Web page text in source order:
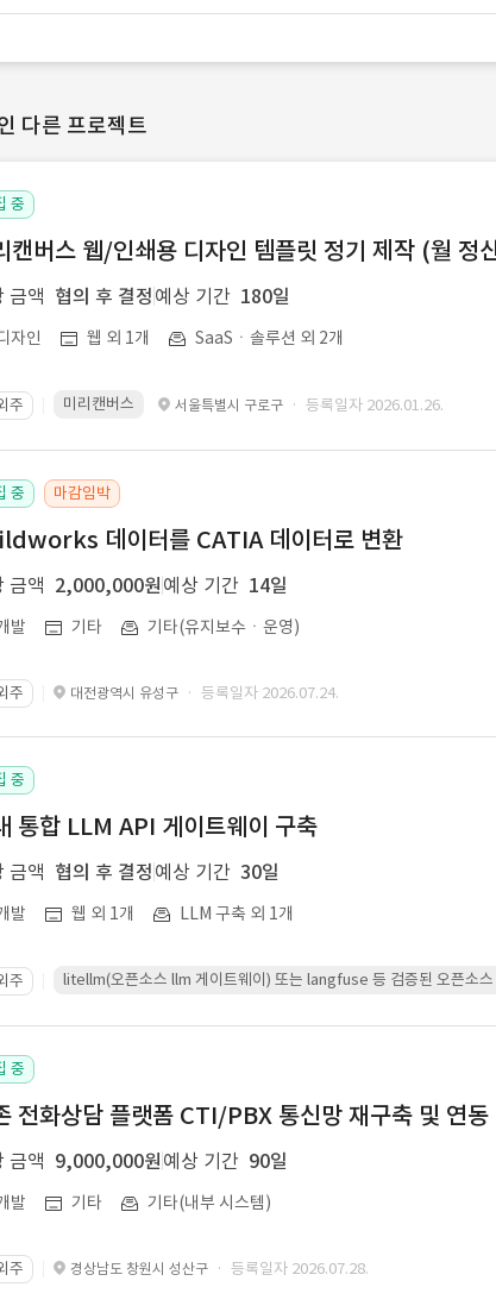
다른 프로젝트
중
캔버스 웹/인쇄용 디자인 템플릿 정기 제작 (월 정
금액 협의 후 결정 예상 기간 180일
자인 웹 외 1개 SaaSㆍ솔루션 외 2개
주 미리캔버스 서울특별시 구로구 · 등록일자 2026.01.26.
중 마감임박
데이터를 CATIA 데이터로 변환
금액 2,000,000원 예상 기간 14일
발 기타 기타(유지보수ㆍ운영)
주 대전광역시 유성구 · 등록일자 2026.07.24.
중
통합 LLM API 게이트웨이 구축
금액 협의 후 결정 예상 기간 30일
발 웹 외 1개 LLM 구축 외 1개
주 litellm(오픈소스 llm 게이트웨이) 또는 langfuse 등 검증된 오픈소
중
전화상담 플랫폼 CTI/PBX 통신망 재구축 및 연동
금액 9,000,000원 예상 기간 90일
발 기타 기타(내부 시스템)
주 경상남도 창원시 성산구 · 등록일자 2026.07.28.